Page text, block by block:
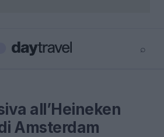
⌕
all’Heineken
Amsterdam